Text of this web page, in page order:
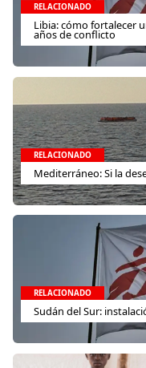
RELACIONADO
Libia: cómo fortalecer
años de conflicto
RELACIONADO
Mediterráneo: Si la
RELACIONADO
Sudán del Sur: